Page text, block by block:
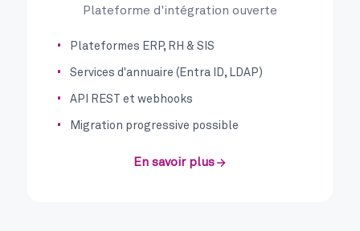
Plateforme d'intégration ouverte
Plateformes ERP, RH & SIS
Services d'annuaire (Entra ID, LDAP)
API REST et webhooks
Migration progressive possible
En savoir plus